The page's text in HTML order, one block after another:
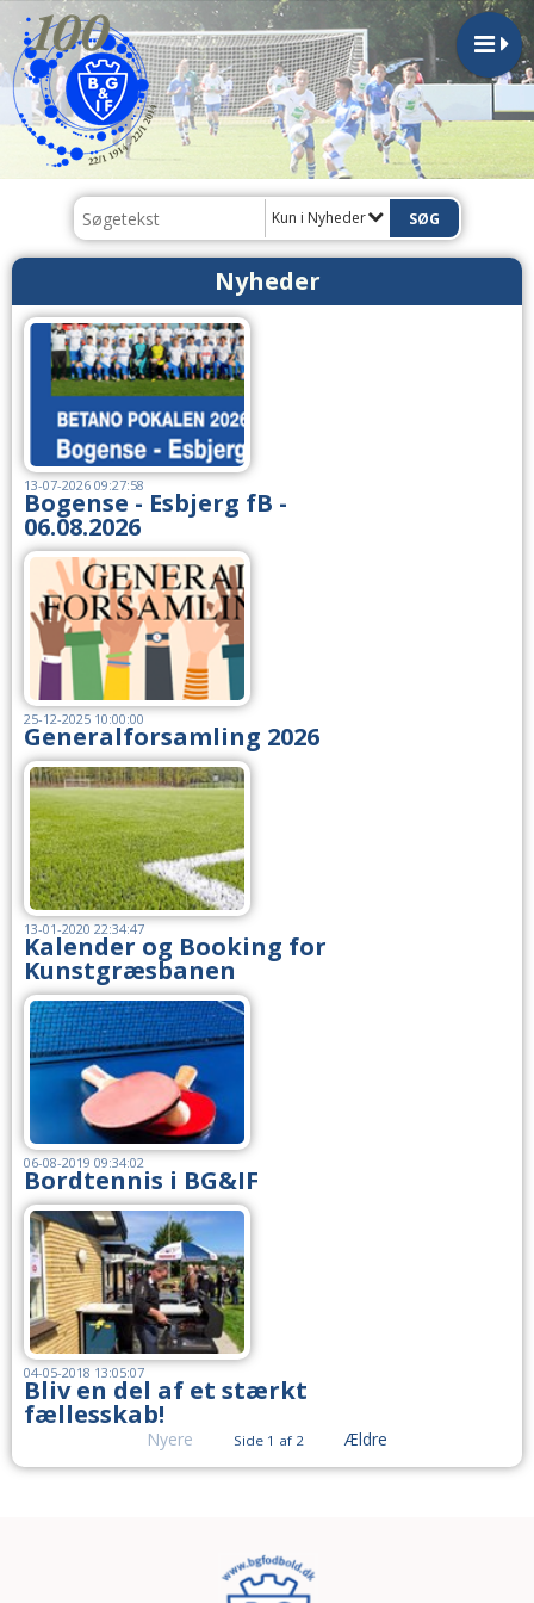
Kun i Nyheder
Nyheder
13-07-2026 09:27:58
Bogense - Esbjerg fB -
06.08.2026
25-12-2025 10:00:00
Generalforsamling 2026
13-01-2020 22:34:47
Kalender og Booking for
Kunstgræsbanen
06-08-2019 09:34:02
Bordtennis i BG&IF
04-05-2018 13:05:07
Bliv en del af et stærkt
fællesskab!
Nyere Side 1 af 2 Ældre